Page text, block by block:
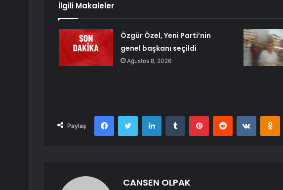
İlgili Makaleler
Özgür Özel, Yeni Parti’nin
genel başkanı seçildi
Ağustos 8, 2026
Paylaş
FacebookTwitter LinkedInTumblr PinterestReddit
CANSEN OLPAK